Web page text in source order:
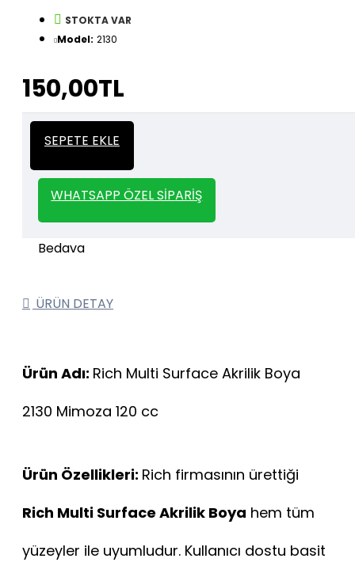
STOKTA VAR
Model: 2130
150,00TL
SEPETE EKLE
WHATSAPP ÖZEL SIPARIŞ
Kalın
İtalyan Sıva ve Dekorasyon amaçlı
kullanılan kalın stencil siparişleriniz için
geçebilirsiniz.
ÜRÜN DETAY
Ürün Adı: Rich Multi Surface Akrilik Boya
2130 Mimoza 120 cc
Ürün Özellikleri: Rich firmasının ürettiği
Rich Multi Surface Akrilik Boya hem tüm
yüzeyler ile uyumludur. Kullanıcı dostu basit